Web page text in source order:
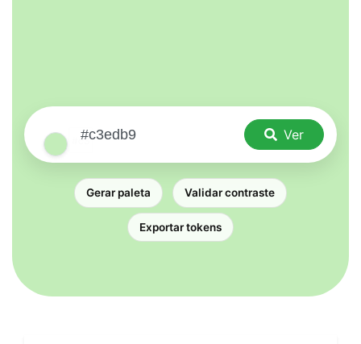
Ver
Gerar paleta Validar contraste
Exportar tokens